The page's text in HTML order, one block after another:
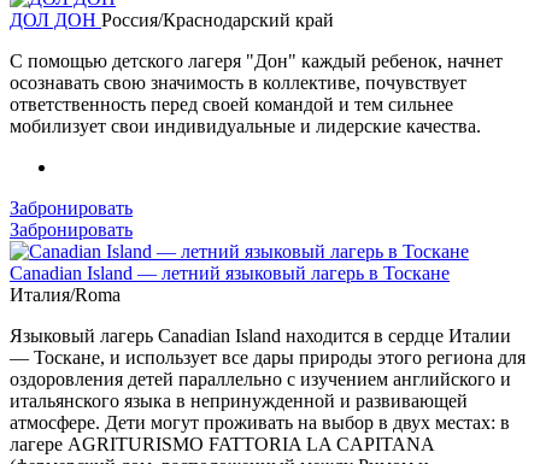
ДОЛ ДОН Россия/Краснодарский край
С помощью детского лагеря "Дон" каждый ребенок, начнет
осознавать свою значимость в коллективе, почувствует
ответственность перед своей командой и тем сильнее
мобилизует свои индивидуальные и лидерские качества.
Забронировать
Забронировать
Canadian Island — летний языковый лагерь в Тоскане
Италия/Roma
Языковый лагерь Canadian Island находится в сердце Италии
— Тоскане, и использует все дары природы этого региона для
оздоровления детей параллельно с изучением английского и
итальянского языка в непринужденной и развивающей
атмосфере. Дети могут проживать на выбор в двух местах: в
лагере AGRITURISMO FATTORIA LA CAPITANA